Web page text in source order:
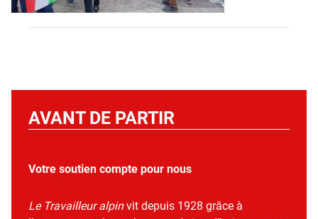
AVANT DE PARTIR
Votre soutien compte pour nous
Le Travailleur alpinvit depuis 1928 grâce à